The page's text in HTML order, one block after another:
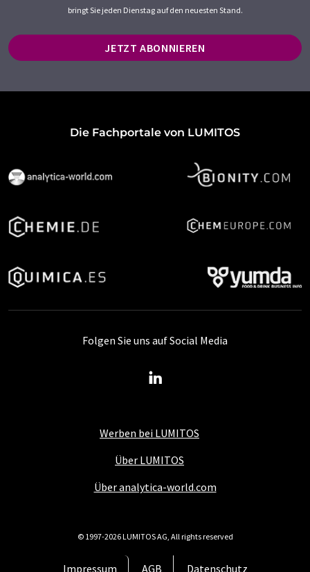
bringt Sie jeden Dienstag auf den neuesten Stand.
JETZT ABONNIEREN
Die Fachportale von LUMITOS
Werben bei LUMITOS
Über LUMITOS
Über analytica-world.com
Impressum AGB Datenschutz
Folgen Sie uns auf Social Media
© 1997-2026 LUMITOS AG, All rights reserved